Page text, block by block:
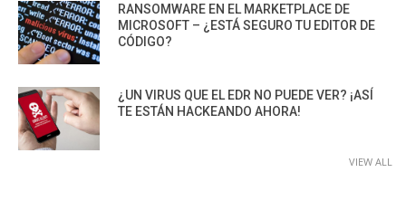
RANSOMWARE EN EL MARKETPLACE DE
MICROSOFT – ¿ESTÁ SEGURO TU EDITOR DE
CÓDIGO?
¿UN VIRUS QUE EL EDR NO PUEDE VER? ¡ASÍ
TE ESTÁN HACKEANDO AHORA!
VIEW ALL